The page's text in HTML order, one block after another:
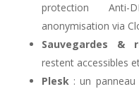
protection
anonymisation via
Sauvegardes &
restent accessibles
Plesk: un panneau